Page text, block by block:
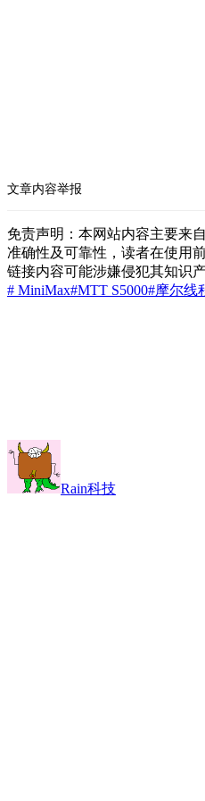
文章内容举报
免责声明：本网站内容主要来
准确性及可靠性，读者在使用
链接内容可能涉嫌侵犯其知识
# MiniMax#MTT S5000#摩尔线
Rain科技